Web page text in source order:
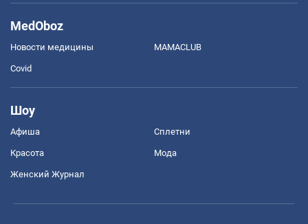
MedOboz
Новости медицины MAMACLUB
Covid
Шоу
Афиша Сплетни
Красота Мода
Женский Журнал